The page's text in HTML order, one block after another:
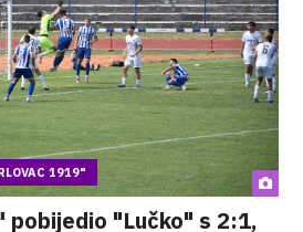
1919"
"Lučko" s 2:1,